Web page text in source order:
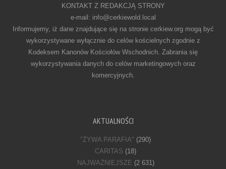
KONTAKT Z REDAKCJĄ STRONY
e-mail: info@cerkiewold.local
Informujemy, iż dane znajdujące się na stronie cerkiew.org mogą być
wykorzystywane wyłącznie do celów kościelnych zgodnie z
Kodeksem Kanonów Kościołów Wschodnich. Zabrania się
wykorzystywania danych do celów marketingowych oraz
komercyjnych.
AKTUALNOŚCI
"ŻYWA PARAFIA" (290)
CARITAS (18)
NAJWAŻNIEJSZE (2 631)